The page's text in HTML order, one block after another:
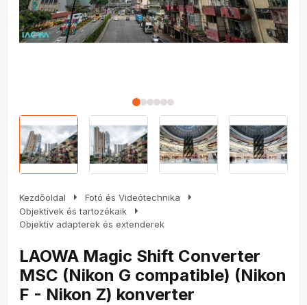
Kezdőoldal arrow_right Fotó és Videótechnika arrow_right
Objektívek és tartozékaik arrow_right
Objektív adapterek és extenderek
LAOWA Magic Shift Converter
MSC (Nikon G compatible) (Nikon
F - Nikon Z) konverter